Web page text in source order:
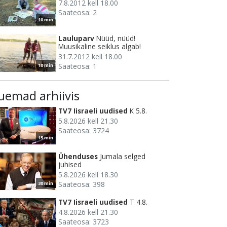
10 min
7.8.2012 kell 18.00
Saateosa: 2
10 min
Lauluparv Nüüd, nüüd!
Muusikaline seiklus algab!
31.7.2012 kell 18.00
Saateosa: 1
arhiivis
15 min
TV7 Iisraeli uudised K 5.8.
5.8.2026 kell 21.30
Saateosa: 3724
30 min
Ühenduses Jumala selged
juhised
5.8.2026 kell 18.30
Saateosa: 398
TV7 Iisraeli uudised T 4.8.
4.8.2026 kell 21.30
Saateosa: 3723